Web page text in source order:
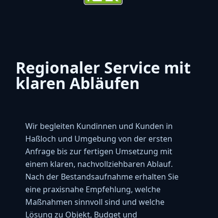
vor einem Jahr
Bernhard Rößler
Denise Franke ★★★★★
Super freundliche und kompetente
Mitarbeiter. Hervorragende und saubere
Arbeit.
vor einem Jahr
Isabella Jansen ★★★★★
Regionaler Service mit
klaren Abläufen
Wir begleiten Kundinnen und Kunden in
Haßloch und Umgebung von der ersten
Anfrage bis zur fertigen Umsetzung mit
einem klaren, nachvollziehbaren Ablauf.
Nach der Bestandsaufnahme erhalten Sie
eine praxisnahe Empfehlung, welche
Maßnahmen sinnvoll sind und welche
Lösung zu Objekt, Budget und